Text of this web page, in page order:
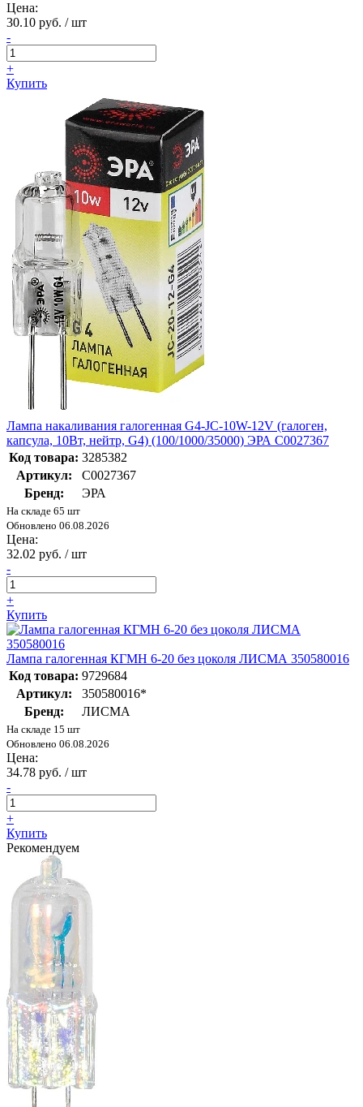
Цена:
30.10 руб. / шт
-
+
Купить
Лампа накаливания галогенная G4-JC-10W-12V (галоген,
капсула, 10Вт, нейтр, G4) (100/1000/35000) ЭРА C0027367
Код товара: 3285382
Артикул:
C0027367
Бренд:
ЭРА
На складе 65 шт
Обновлено 06.08.2026
Цена:
32.02 руб. / шт
-
+
Купить
Лампа галогенная КГМН 6-20 без цоколя ЛИСМА 350580016
Код товара: 9729684
Артикул:
350580016*
Бренд:
ЛИСМА
На складе 15 шт
Обновлено 06.08.2026
Цена:
34.78 руб. / шт
-
+
Купить
Рекомендуем